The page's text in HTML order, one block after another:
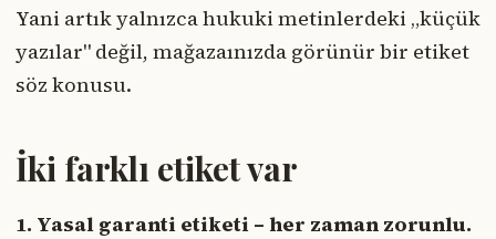
Yani artık yalnızca hukuki metinlerdeki „küçük
yazılar" değil, mağazaınızda görünür bir etiket
söz konusu.
İki farklı etiket var
1. Yasal garanti etiketi – her zaman zorunlu.